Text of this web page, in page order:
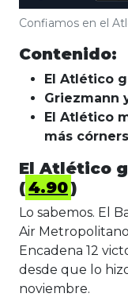
Confiamos en el
Contenido:
El Atlético
Griezmann
El Atlético
más córners
El Atlético
(4.90)
Lo sabemos. El
Air
Encadena 12
desde que lo
noviembre.